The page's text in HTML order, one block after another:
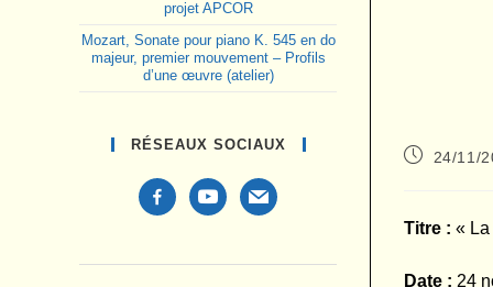
Publication
24/11/
Titre : «
Date : 24
projet APCOR
Mozart, Sonate pour piano K. 545 en do
majeur, premier mouvement – Profils
d’une œuvre (atelier)
RÉSEAUX SOCIAUX
facebook-
alt
youtubemail